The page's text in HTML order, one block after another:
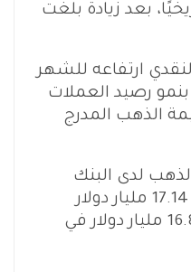
بعد زيادة بلغت
ارتفاعه للشهر
بنمو رصيد العملات
الذهب المدرج
لدى البنك
المركزي المصري إلى نحو 17.14 مليار دولار
بنهاية يوليو، مقابل نحو 16.8 مليار دولار في